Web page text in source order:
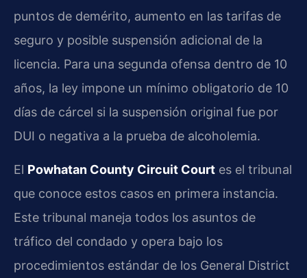
puntos de demérito, aumento en las tarifas de
seguro y posible suspensión adicional de la
licencia. Para una segunda ofensa dentro de 10
años, la ley impone un mínimo obligatorio de 10
días de cárcel si la suspensión original fue por
DUI o negativa a la prueba de alcoholemia.
El Powhatan County Circuit Court es el tribunal
que conoce estos casos en primera instancia.
Este tribunal maneja todos los asuntos de
tráfico del condado y opera bajo los
procedimientos estándar de los General District